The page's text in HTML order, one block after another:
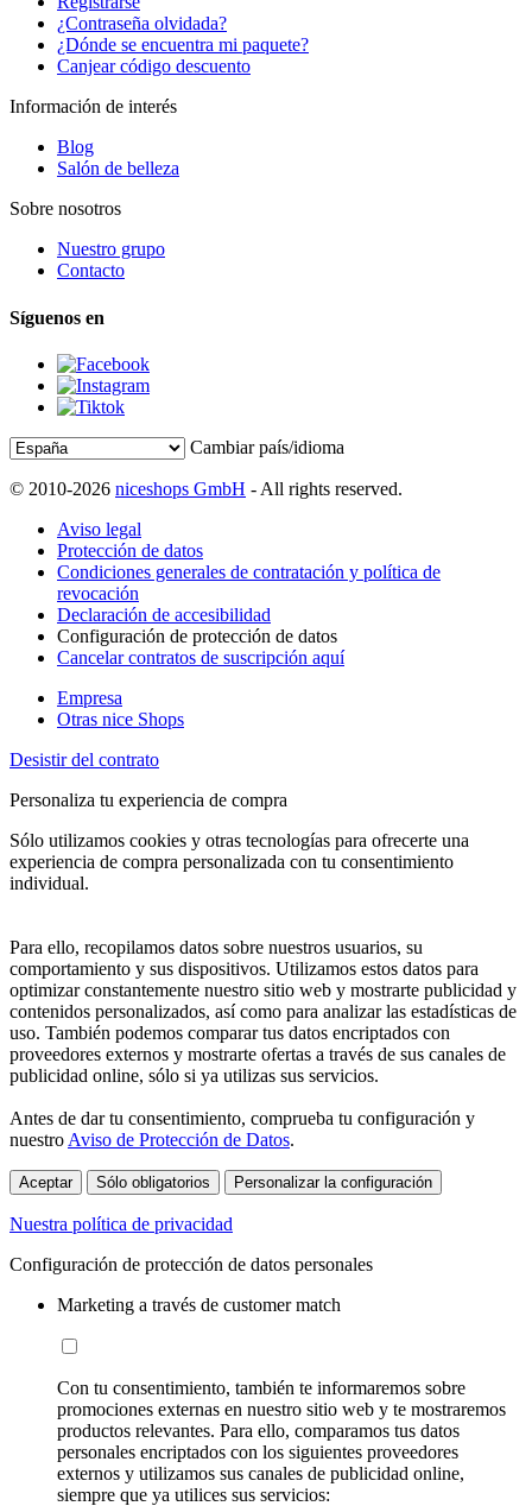
¿Contraseña olvidada?
¿Dónde se encuentra mi paquete?
Canjear código descuento
Información de interés
Blog
Salón de belleza
Sobre nosotros
Nuestro grupo
Contacto
Síguenos en
Cambiar país/idioma
© 2010-2026 niceshops GmbH - All rights reserved.
Aviso legal
Protección de datos
Condiciones generales de contratación y política de
revocación
Declaración de accesibilidad
Configuración de protección de datos
Cancelar contratos de suscripción aquí
Empresa
Otras nice Shops
Desistir del contrato
Personaliza tu experiencia de compra
Sólo utilizamos cookies y otras tecnologías para ofrecerte una
experiencia de compra personalizada con tu consentimiento
individual.
Para ello, recopilamos datos sobre nuestros usuarios, su
comportamiento y sus dispositivos. Utilizamos estos datos para
optimizar constantemente nuestro sitio web y mostrarte publicidad y
contenidos personalizados, así como para analizar las estadísticas de
uso. También podemos comparar tus datos encriptados con
proveedores externos y mostrarte ofertas a través de sus canales de
publicidad online, sólo si ya utilizas sus servicios.
Antes de dar tu consentimiento, comprueba tu configuración y
nuestro Aviso de Protección de Datos.
Aceptar Sólo obligatorios Personalizar la configuración
Nuestra política de privacidad
Configuración de protección de datos personales
Marketing a través de customer match
Con tu consentimiento, también te informaremos sobre
promociones externas en nuestro sitio web y te mostraremos
productos relevantes. Para ello, comparamos tus datos
personales encriptados con los siguientes proveedores
externos y utilizamos sus canales de publicidad online,
siempre que ya utilices sus servicios: